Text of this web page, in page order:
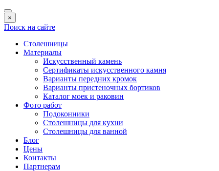
×
Поиск на сайте
Столешницы
Материалы
Искусственный камень
Сертификаты искусственного камня
Варианты передних кромок
Варианты пристеночных бортиков
Каталог моек и раковин
Фото работ
Подоконники
Столешницы для кухни
Столешницы для ванной
Блог
Цены
Контакты
Партнерам